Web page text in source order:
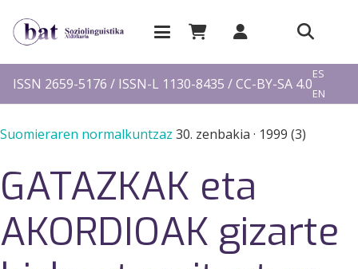
ISSN 2659-5176 / ISSN-L 1130-8435 / CC-BY-SA 4.0
ES
EN
Suomieraren normalkuntzaz 30. zenbakia · 1999 (3)
GATAZKAK eta
AKORDIOAK gizarte